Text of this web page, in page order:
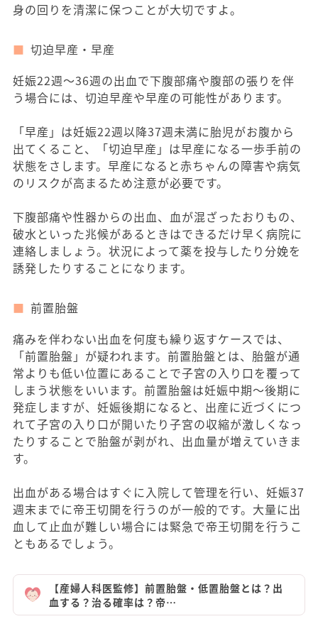
身の回りを清潔に保つことが大切ですよ。
切迫早産・早産
妊娠22週～36週の出血で下腹部痛や腹部の張りを伴
う場合には、切迫早産や早産の可能性があります。
「早産」は妊娠22週以降37週未満に胎児がお腹から
出てくること、「切迫早産」は早産になる一歩手前の
状態をさします。早産になると赤ちゃんの障害や病気
のリスクが高まるため注意が必要です。
下腹部痛や性器からの出血、血が混ざったおりもの、
破水といった兆候があるときはできるだけ早く病院に
連絡しましょう。状況によって薬を投与したり分娩を
誘発したりすることになります。
前置胎盤
痛みを伴わない出血を何度も繰り返すケースでは、
「前置胎盤」が疑われます。前置胎盤とは、胎盤が通
常よりも低い位置にあることで子宮の入り口を覆って
しまう状態をいいます。前置胎盤は妊娠中期～後期に
発症しますが、妊娠後期になると、出産に近づくにつ
れて子宮の入り口が開いたり子宮の収縮が激しくなっ
たりすることで胎盤が剥がれ、出血量が増えていきま
す。
出血がある場合はすぐに入院して管理を行い、妊娠37
週末までに帝王切開を行うのが一般的です。大量に出
血して止血が難しい場合には緊急で帝王切開を行うこ
ともあるでしょう。
【産婦人科医監修】前置胎盤・低置胎盤とは？出
血する？治る確率は？帝…